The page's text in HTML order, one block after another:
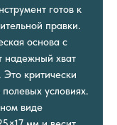
готов к
правки.
основа с
надежный хват
критически
условиях.
виде